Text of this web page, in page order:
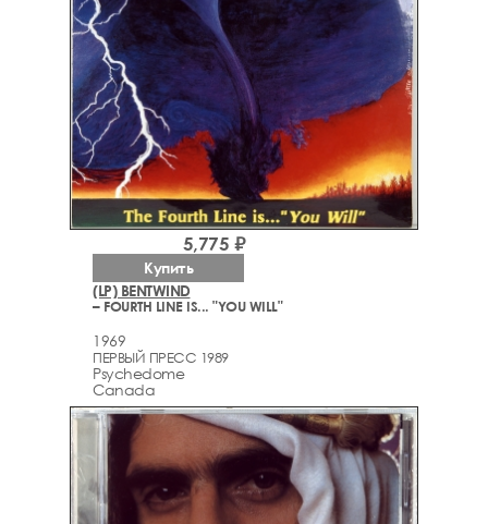
(LP) BENTWIND
– FOURTH LINE IS... "YOU WILL"
1969
ПЕРВЫЙ ПРЕСС 1989
Psychedome
Canada
5,775 ₽
Купить